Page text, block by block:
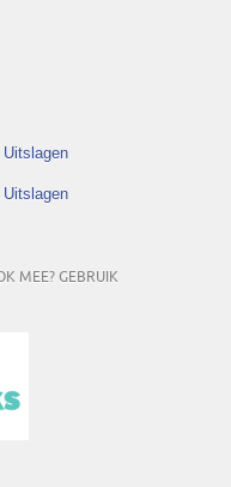
Uitslagen
Uitslagen
MEE? GEBRUIK